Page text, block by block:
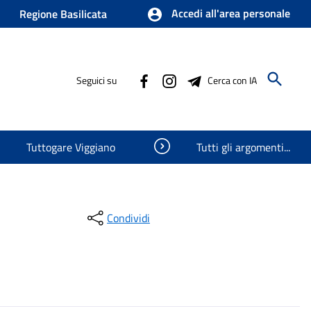
Regione Basilicata Accedi all'area personale
Seguici su Cerca con IA
Tuttogare Viggiano Visualizza oggetti nascosti
Tutti gli argomenti...
Condividi